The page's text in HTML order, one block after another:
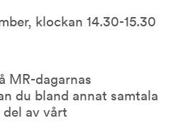
klockan 14.30-15.30
MR-dagarnas
du bland annat samtala
av vårt